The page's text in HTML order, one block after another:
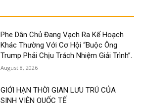
Phe Dân Chủ Đang Vạch Ra Kế Hoạch
Khác Thường Với Cơ Hội “Buộc Ông
Trump Phải Chịu Trách Nhiệm Giải Trình”.
August 8, 2026
GIỚI HẠN THỜI GIAN LƯU TRÚ CỦA
SINH VIÊN QUỐC TẾ